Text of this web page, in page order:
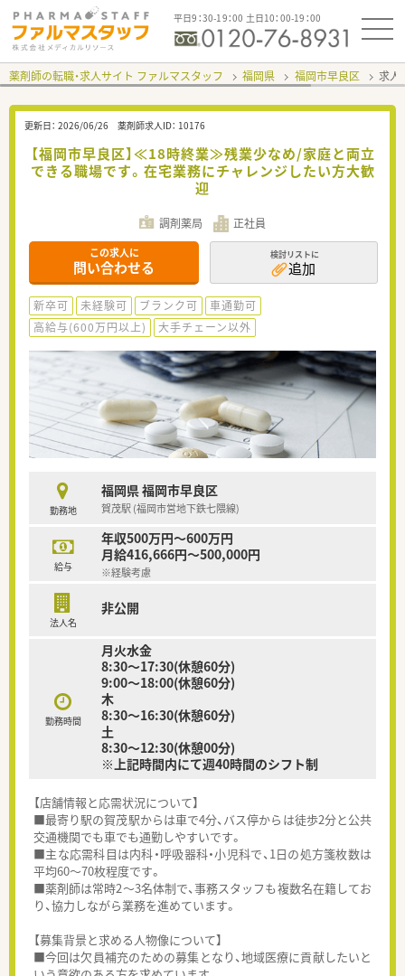
平日9：30-19：00 土日10：00-19：00
薬剤師の転職・求人サイト ファルマスタッフ 福岡県 福岡市早良区 求人
更新日： 2026/06/26 薬剤師求人ID： 10176
【福岡市早良区】≪18時終業≫残業少なめ/家庭と両立
できる職場です。在宅業務にチャレンジしたい方大歓
迎
調剤薬局 正社員
この求人に
問い合わせる
検討リストに
追加
新卒可 未経験可 ブランク可
車通勤可
高給与(600万円以上)
大手チェーン以外
勤務地
福岡県 福岡市早良区
賀茂駅 (福岡市営地下鉄七隈線)
給与
年収500万円～600万円
月給416,666円～500,000円
※経験考慮
法人名
非公開
勤務時間
月火水金
8:30～17:30(休憩60分)
9:00～18:00(休憩60分)
木
8:30～16:30(休憩60分)
土
8:30～12:30(休憩00分)
※上記時間内にて週40時間のシフト制
【店舗情報と応需状況について】
■最寄り駅の賀茂駅からは車で4分、バス停からは徒歩2分と公共
交通機関でも車でも通勤しやすいです。
■主な応需科目は内科・呼吸器科・小児科で、1日の処方箋枚数は
平均60～70枚程度です。
■薬剤師は常時2～3名体制で、事務スタッフも複数名在籍してお
り、協力しながら業務を進めています。
【募集背景と求める人物像について】
■今回は欠員補充のための募集となり、地域医療に貢献したいと